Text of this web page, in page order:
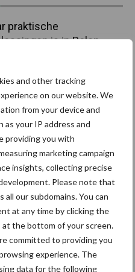
and other tracking
on our website. We
from your device and
as your IP address and
providing you with
marketing campaign
insights, collecting precise
Please note that
our subdomains. You can
at any time by clicking the
the bottom of your screen.
committed to providing you
experience. The
data for the following
praktische
is in Polen
voor
hyopneumoniae
onderstreept dat
is, zeker nu
in evenwicht
van
houden kan in de bio-